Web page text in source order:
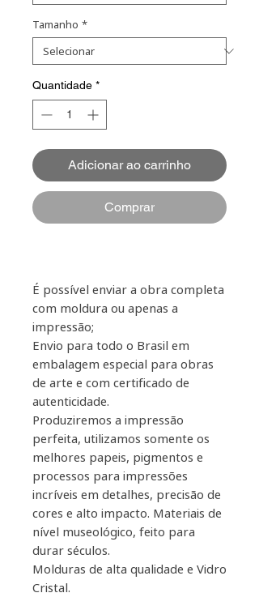
Tamanho *
Quantidade *
Adicionar ao carrinho
Comprar
É possível enviar a obra completa
com moldura ou apenas a
impressão;
Envio para todo o Brasil em
embalagem especial para obras
de arte e com certificado de
autenticidade.
Produziremos a impressão
perfeita, utilizamos somente os
melhores papeis, pigmentos e
processos para impressões
incríveis em detalhes, precisão de
cores e alto impacto. Materiais de
nível museológico, feito para
durar séculos.
Molduras de alta qualidade e Vidro
Cristal.